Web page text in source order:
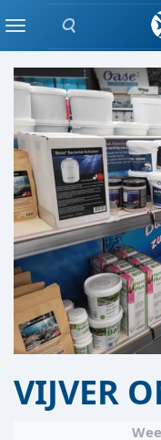
Zoeken
MenuVIJVER AFDELING
VIJVER